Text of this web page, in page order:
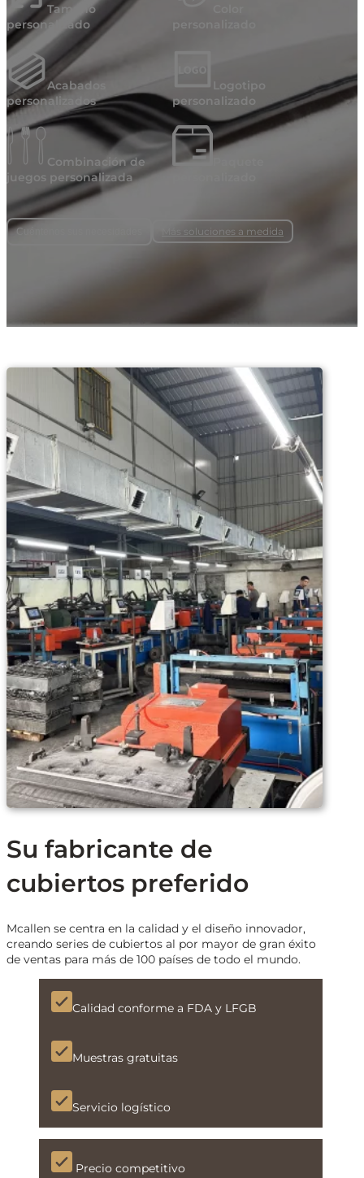
Tamaño
personalizado
Acabados
personalizados
Logotipo
personalizado
Combinación de
juegos personalizada
Cuéntenos sus necesidades Más soluciones a medida
Su fabricante de
cubiertos preferido
Mcallen se centra en la calidad y el diseño innovador,
creando series de cubiertos al por mayor de gran éxito
de ventas para más de 100 países de todo el mundo.
Calidad conforme a FDA y LFGB
Muestras gratuitas
Servicio logístico
Precio competitivo